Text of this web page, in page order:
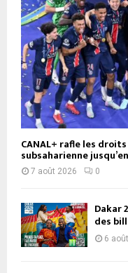
CANAL+ rafle les
subsaharienne
7 août 2026 0
Dakar
des
6